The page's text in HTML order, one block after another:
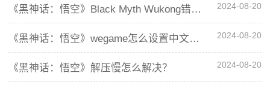
《黑神话：悟空》Black Myth Wukong错误提示怎么解决 2024-08-20
《黑神话：悟空》wegame怎么设置中文配音 2024-08-20
《黑神话：悟空》解压慢怎么解决？ 2024-08-20